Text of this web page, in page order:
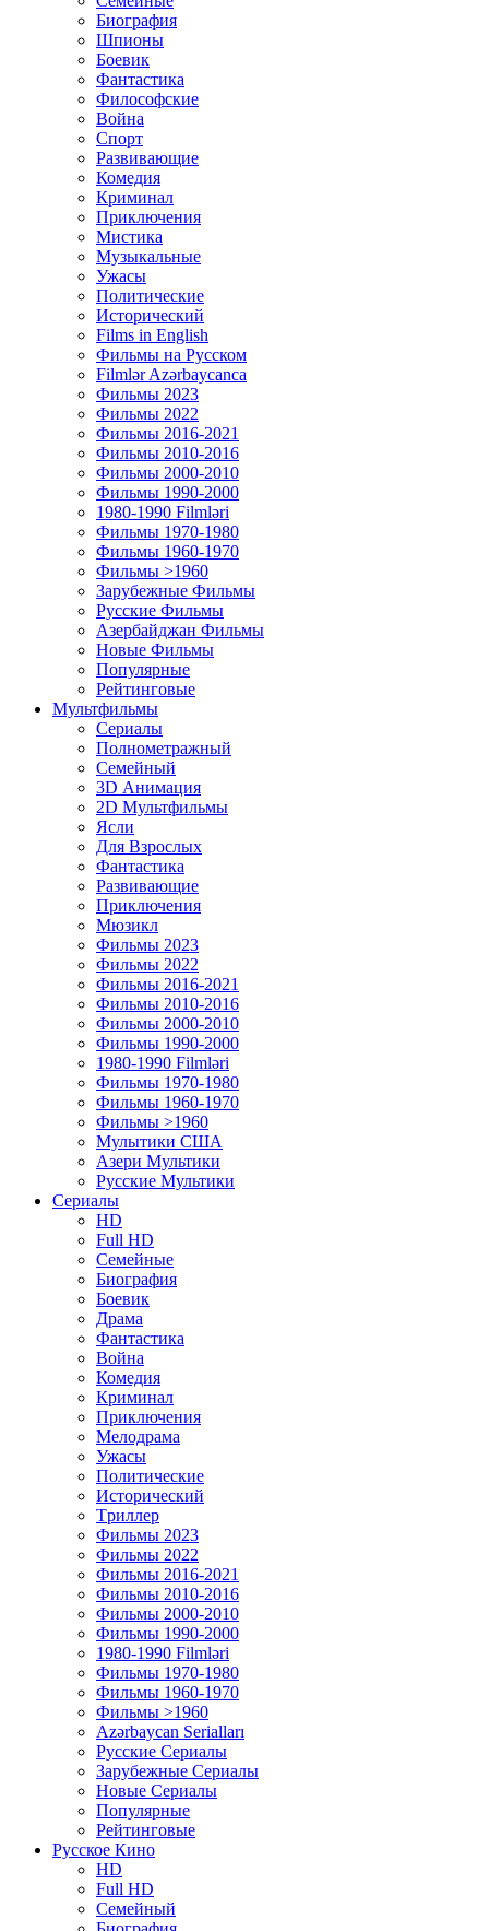
Биография
Шпионы
Боевик
Фантастика
Философские
Война
Спорт
Развивающие
Комедия
Криминал
Приключения
Мистика
Музыкальные
Ужасы
Политические
Исторический
Films in English
Фильмы на Русском
Filmlər Azərbaycanca
Фильмы 2023
Фильмы 2022
Фильмы 2016-2021
Фильмы 2010-2016
Фильмы 2000-2010
Фильмы 1990-2000
1980-1990 Filmləri
Фильмы 1970-1980
Фильмы 1960-1970
Фильмы >1960
Зарубежные Фильмы
Русские Фильмы
Азербайджан Фильмы
Новые Фильмы
Популярные
Рейтинговые
Мультфильмы
Сериалы
Полнометражный
Семейный
3D Анимация
2D Мультфильмы
Ясли
Для Взрослых
Фантастика
Развивающие
Приключения
Мюзикл
Фильмы 2023
Фильмы 2022
Фильмы 2016-2021
Фильмы 2010-2016
Фильмы 2000-2010
Фильмы 1990-2000
1980-1990 Filmləri
Фильмы 1970-1980
Фильмы 1960-1970
Фильмы >1960
Мулытики США
Азери Мультики
Русские Мультики
Сериалы
HD
Full HD
Семейные
Биография
Боевик
Драма
Фантастика
Война
Комедия
Криминал
Приключения
Мелодрама
Ужасы
Политические
Исторический
Tриллер
Фильмы 2023
Фильмы 2022
Фильмы 2016-2021
Фильмы 2010-2016
Фильмы 2000-2010
Фильмы 1990-2000
1980-1990 Filmləri
Фильмы 1970-1980
Фильмы 1960-1970
Фильмы >1960
Azərbaycan Serialları
Русские Сериалы
Зарубежные Сериалы
Новые Сериалы
Популярные
Рейтинговые
Русское Кино
HD
Full HD
Семейный